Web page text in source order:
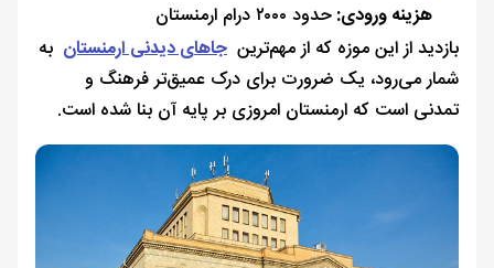
هزینه ورودی:حدود ۲۰۰۰ درام ارمنستان
بازدید از این موزه که از مهم‌ترین جاهای دیدنی ارمنستان به
شمار می‌رود، یک ضرورت برای درک عمیق‌تر فرهنگ و
تمدنی است که ارمنستان امروزی بر پایه آن بنا شده است.